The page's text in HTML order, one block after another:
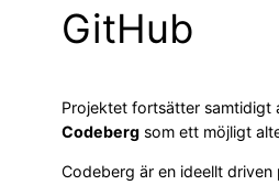
GitHub
Projektet fortsätter samtidigt
Codeberg som ett möjligt
Codeberg är en ideellt